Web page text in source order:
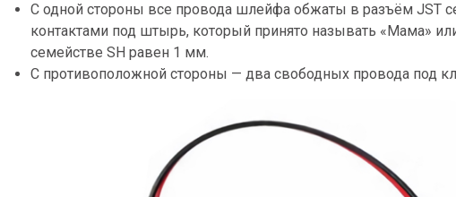
С одной стороны все провода шлейфа обжаты в разъём JST
контактами под штырь, который принято называть «Мама»
семействе SH равен 1 мм.
С противоположной стороны — два свободных провода под